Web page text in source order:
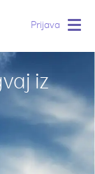
Prijava
iz